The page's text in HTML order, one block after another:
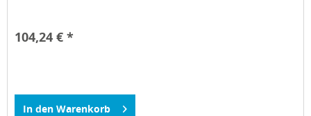
104,24 € *
In den Warenkorb